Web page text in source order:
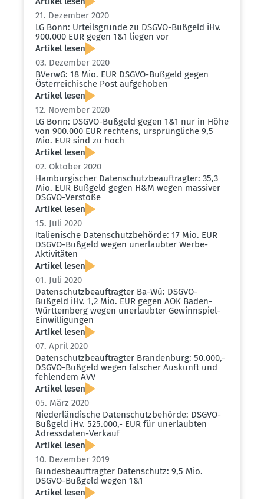
21. Dezember 2020
LG Bonn: Urteils­gründe zu DSGVO-Bußgeld iHv.
900.000 EUR gegen 1&1 liegen vor
Artikel lesen
03. Dezember 2020
BVerwG: 18 Mio. EUR DSGVO-Bußgeld gegen
Öster­rei­chische Post aufge­hoben
Artikel lesen
12. November 2020
LG Bonn: DSGVO-Bußgeld gegen 1&1 nur in Höhe
von 900.000 EUR rechtens, ursprüng­liche 9,5
Mio. EUR sind zu hoch
Artikel lesen
02. Oktober 2020
Hambur­gi­scher Daten­schutz­be­auf­tragter: 35,3
Mio. EUR Bußgeld gegen H&M wegen massiver
DSGVO-Verstöße
Artikel lesen
15. Juli 2020
Italie­nische Daten­schutz­be­hörde: 17 Mio. EUR
DSGVO-Bußgeld wegen unerlaubter Werbe-
Aktivi­täten
Artikel lesen
01. Juli 2020
Daten­schutz­be­auf­tragter Ba-Wü: DSGVO-
Bußgeld iHv. 1,2 Mio. EUR gegen AOK Baden-
Württemberg wegen unerlaubter Gewinn­spiel-
Einwil­li­gungen
Artikel lesen
07. April 2020
Daten­schutz­be­auf­tragter Brandenburg: 50.000,-
DSGVO-Bußgeld wegen falscher Auskunft und
fehlendem AVV
Artikel lesen
05. März 2020
Nieder­län­dische Daten­schutz­be­hörde: DSGVO-
Bußgeld iHv. 525.000,- EUR für unerlaubten
Adress­daten-Verkauf
Artikel lesen
10. Dezember 2019
Bundes­be­auf­tragter Daten­schutz: 9,5 Mio.
DSGVO-Bußgeld wegen 1&1
Artikel lesen